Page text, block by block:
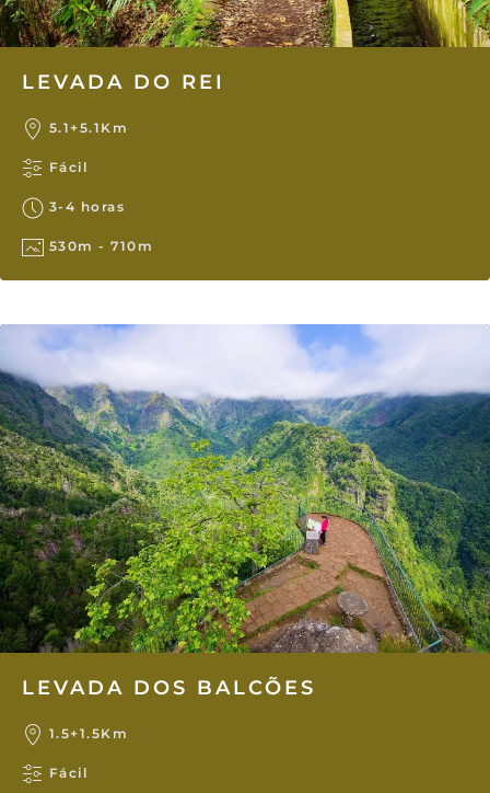
LEVADA DO REI
5.1+5.1Km
Fácil
3-4 horas
530m - 710m
LEVADA DOS BALCÕES
1.5+1.5Km
Fácil